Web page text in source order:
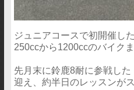
ジュニアコースで初開催し
250ccから1200ccのバイク
先月末に鈴鹿8耐に参戦し
迎え、約半日のレッスンが